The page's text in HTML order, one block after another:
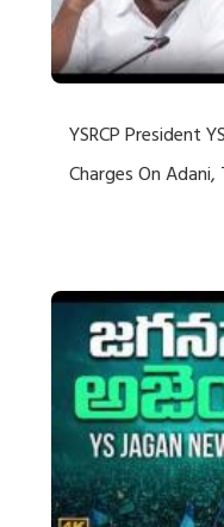
YSRCP President
Charges On